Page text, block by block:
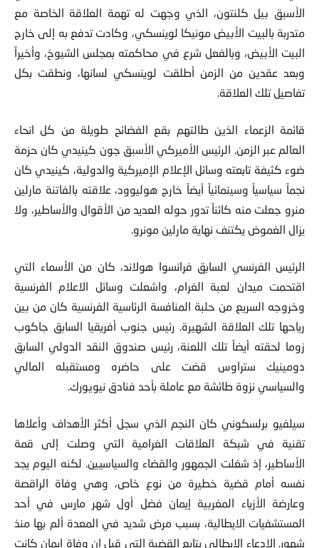
الأسبق بيل كلنتون، الذي وجهت له تهمة العلاقة الخاصة مع
متدربة بالبيت الأبيض مونيكا لوينسكي، وكادت تدفع به إلى خارج
البيت الأبيض، وبالفعل شرع في محاكمته بمجلس الشيوخ، وأخيراً
وبعد عقدين من الزمن أطلقت لوينسكي لسانها، ونطقت بكل
تفاصيل تلك العلاقة.
قائمة الزعماء الذين طالتهم بقع الفضائح طويلة من كل انحاء
العالم عبر الزمن. الرئيس الأميركي الأسبق جون كينيدي كان حزمة
ضوء كثيفة تابعته وسائل الإعلام الإميركية والدولية، كينيدي كان
نجماً سياسياً وسينمائياً أيضاً خارج هوليوود، علاقته بالفاتنة مارلين
منرو جعلت منه كائناً تدور حوله العديد من الأقوال والأساطير، ولا
يزال الغموض يكتنف نهاية مارلين مونرو.
الرئيس الفرنسي السابق فرانسوا هولاند، كان من الأسماء التي
اقتحمت ميدان لعبة الغرام، واشعلت وسائل الاعلام الفرنسية
وخروجه السريع من حلبة المنافسة الرئاسية الفرنسية كان من بين
رياحها تلك العلاقة الشهيرة. رئيس جنوب أفريقيا السابق جاكوب
زوما لحقته أيضاً تلك اللعنة، رئيس صندوق النقد الدولي السابق
دومينيك ستراوس قضت على حاضره ومستقبله المالي
والسياسي نزوة طائشة مع عاملة بأحد فنادق نيويورك.
سيلفيو برلسكوني كان النجم الذي سجل أكثر الأهداف وأعلاها
تقنية في شبكة العلاقات الغرامية التي وصلت إلى قمة
الأساطير، إذ شغلت الجمهور والقضاء والسياسيين. لكنه اليوم يجد
نفسه أمام قضية خطيرة من نوع خاص، وهي وفاة الراقصة
وعارضة الأزياء المغربية إيمان فضل أول شهر مارس في أحد
المستشفيات الايطالية، بسبب مرض شديد في المعدة ألم بها منذ
شهور. الادعاء الإيطالي يتابع القضية التي قيل إن وفاة إيمان كانت